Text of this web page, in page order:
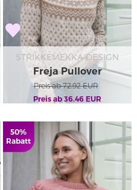
STRIKKEMEKKA DESIGN
Freja Pullover
Preis ab 72.92EUR
Preis ab 36.46 EUR
50%
Rabatt